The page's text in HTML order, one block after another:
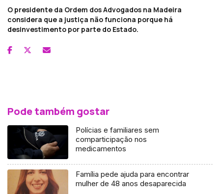
O presidente da Ordem dos Advogados na Madeira
considera que a justiça não funciona porque há
desinvestimento por parte do Estado.
Pode também gostar
Polícias e familiares sem
comparticipação nos
medicamentos
Família pede ajuda para encontrar
mulher de 48 anos desaparecida